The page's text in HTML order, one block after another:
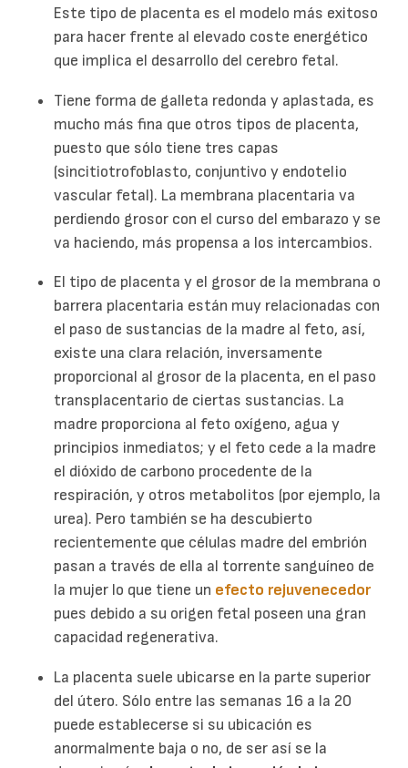
Este tipo de placenta es el modelo más exitoso
para hacer frente al elevado coste energético
que implica el desarrollo del cerebro fetal.
Tiene forma de galleta redonda y aplastada, es
mucho más fina que otros tipos de placenta,
puesto que sólo tiene tres capas
(sincitiotrofoblasto, conjuntivo y endotelio
vascular fetal). La membrana placentaria va
perdiendo grosor con el curso del embarazo y se
va haciendo, más propensa a los intercambios.
El tipo de placenta y el grosor de la membrana o
barrera placentaria están muy relacionadas con
el paso de sustancias de la madre al feto, así,
existe una clara relación, inversamente
proporcional al grosor de la placenta, en el paso
transplacentario de ciertas sustancias. La
madre proporciona al feto oxígeno, agua y
principios inmediatos; y el feto cede a la madre
el dióxido de carbono procedente de la
respiración, y otros metabolitos (por ejemplo, la
urea). Pero también se ha descubierto
recientemente que células madre del embrión
pasan a través de ella al torrente sanguíneo de
la mujer lo que tiene un efecto rejuvenecedor
pues debido a su origen fetal poseen una gran
capacidad regenerativa.
La placenta suele ubicarse en la parte superior
del útero. Sólo entre las semanas 16 a la 20
puede establecerse si su ubicación es
anormalmente baja o no, de ser así se la